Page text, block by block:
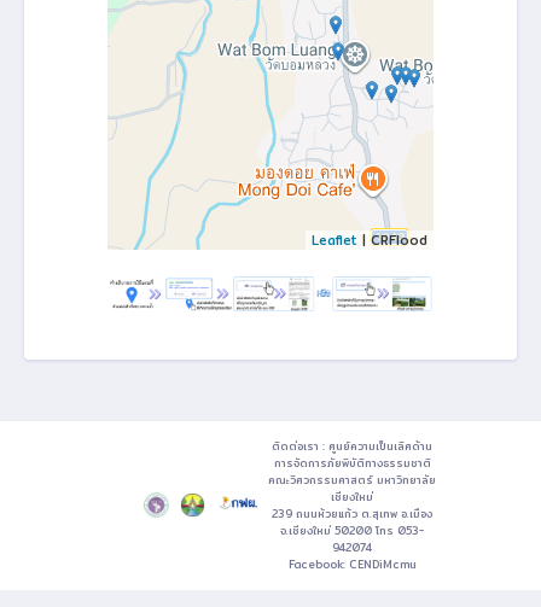
Leaflet | CRFlood
ติดต่อเรา : ศูนย์ความเป็นเลิศด้าน
การจัดการภัยพิบัติทางธรรมชาติ
คณะวิศวกรรมศาสตร์ มหาวิทยาลัย
เชียงใหม่
239 ถนนห้วยแก้ว ต.สุเทพ อ.เมือง
จ.เชียงใหม่ 50200 โทร 053-
942074
Facebook: CENDiMcmu